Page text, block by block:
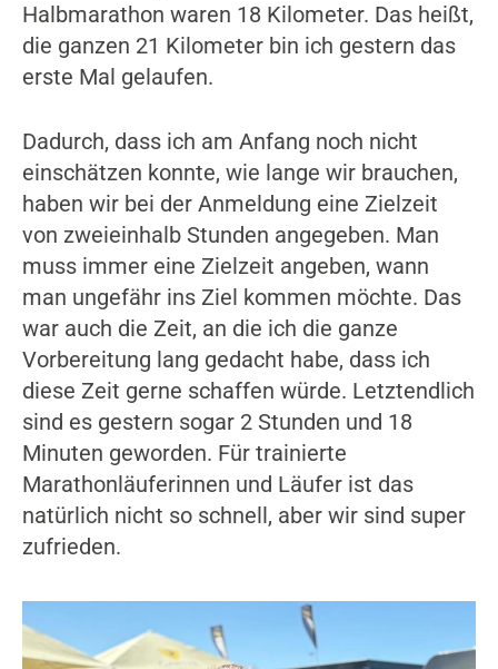
Halbmarathon waren 18 Kilometer. Das heißt,
die ganzen 21 Kilometer bin ich gestern das
erste Mal gelaufen.
Dadurch, dass ich am Anfang noch nicht
einschätzen konnte, wie lange wir brauchen,
haben wir bei der Anmeldung eine Zielzeit
von zweieinhalb Stunden angegeben. Man
muss immer eine Zielzeit angeben, wann
man ungefähr ins Ziel kommen möchte. Das
war auch die Zeit, an die ich die ganze
Vorbereitung lang gedacht habe, dass ich
diese Zeit gerne schaffen würde. Letztendlich
sind es gestern sogar 2 Stunden und 18
Minuten geworden. Für trainierte
Marathonläuferinnen und Läufer ist das
natürlich nicht so schnell, aber wir sind super
zufrieden.